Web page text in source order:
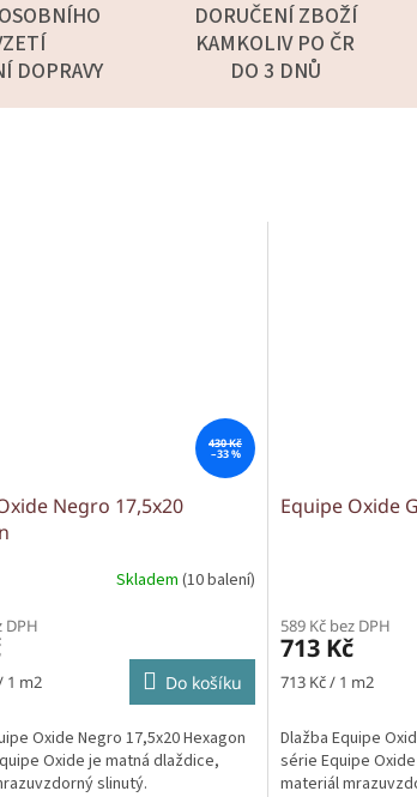
DOPRAVY
DORUČENÍ ZBOŽÍ
KAMKOLIV PO ČR
DO 3 DNŮ
430 Kč
–33 %
Negro 17,5x20
Skladem (10 balení)
DPH
1 m2 Do košíku
Oxide Negro 17,5x20 Hexagon
Oxide je matná dlaždice,
slinutý.
Equipe Oxide
589 Kč bez DPH
713 Kč
Měrná
713 Kč / 1 m2
Dlažba Equipe
série Equipe
materiál